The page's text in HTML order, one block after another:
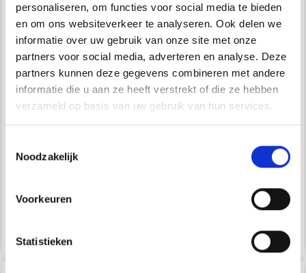
personaliseren, om functies voor social media te bieden
en om ons websiteverkeer te analyseren. Ook delen we
informatie over uw gebruik van onze site met onze
partners voor social media, adverteren en analyse. Deze
partners kunnen deze gegevens combineren met andere
informatie die u aan ze heeft verstrekt of die ze hebben
verzameld op basis van uw gebruik van hun services.
Noodzakelijk
Voorkeuren
Statistieken
GO HANDMADE
SAFETY EYES NOIR
6MM (20 PAIRES)
EUR 5.65EUR 8.10
31/08/2026
GO HANDMADE
BIDEPOTE (2 PCS)
EUR 2.45EUR 3.50
31/08/2026
Voir toutes les options